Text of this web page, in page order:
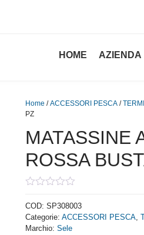
HOME AZIENDA
Home /ACCESSORI PESCA /
PZ
MATASSINE
ROSSA
out
of
5
COD:SP308003
Categorie:ACCESSORI PESCA,
Marchio:Sele